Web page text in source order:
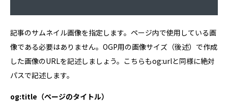
記事のサムネイル画像を指定します。ページ内で使用している画
像である必要はありません。OGP用の画像サイズ（後述）で作成
した画像のURLを記述しましょう。こちらもog:urlと同様に絶対
パスで記述します。
og:title（ページのタイトル）